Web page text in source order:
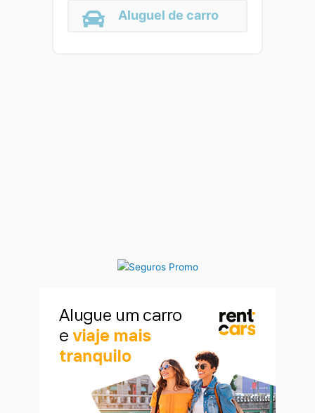
Aluguel de carro